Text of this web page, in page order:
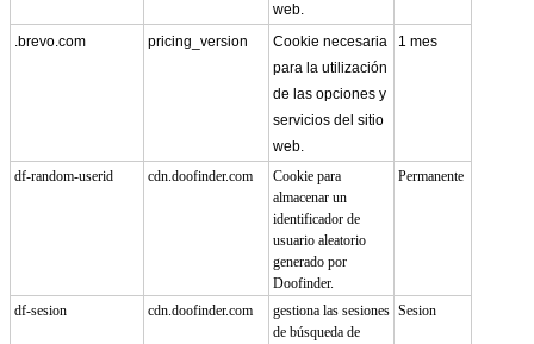
web.
.brevo.com pricing_version
Cookie necesaria
para la utilización
de las opciones y
servicios del sitio
web.
1 mes
df-random-userid cdn.doofinder.com
Cookie para
almacenar un
identificador de
usuario aleatorio
generado por
Doofinder.
Permanente
df-sesion cdn.doofinder.com
gestiona las sesiones
de búsqueda de
Sesion